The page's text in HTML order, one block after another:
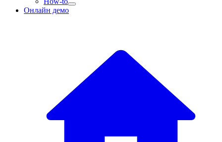
Онлайн демо